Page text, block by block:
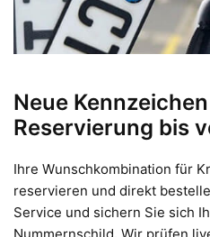
Neue
Reservierung bis
Ihre Wunschkombination für
reservieren und direkt
Service und sichern Sie sich